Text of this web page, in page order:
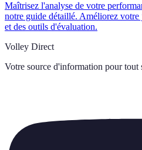
Maîtrisez l'analyse de votre
notre guide détaillé. Améliorez votre
et des outils d'évaluation.
Volley Direct
Votre source d'information pour tout